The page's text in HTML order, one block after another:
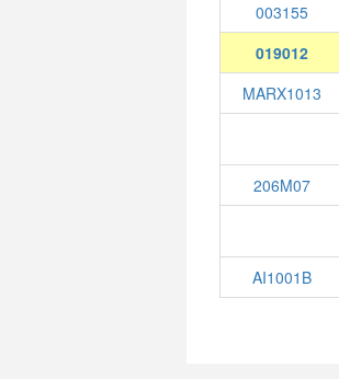
003155
019012
MARX1013
206M07
AI1001B